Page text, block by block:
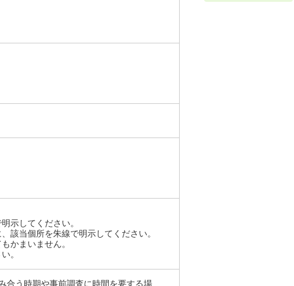
示してください。
該当個所を朱線で明示してください。
かまいません。
。
合う時期や事前調査に時間を要する場